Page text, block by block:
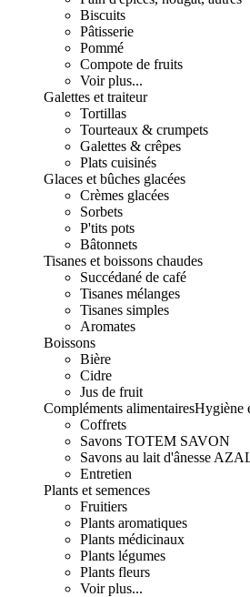
Biscuits
Pâtisserie
Pommé
Compote de fruits
Voir plus...
Galettes et traiteur
Tortillas
Tourteaux & crumpets
Galettes & crêpes
Plats cuisinés
Glaces et bûches glacées
Crèmes glacées
Sorbets
P'tits pots
Bâtonnets
Tisanes et boissons chaudes
Succédané de café
Tisanes mélanges
Tisanes simples
Aromates
Boissons
Bière
Cidre
Jus de fruit
Compléments alimentairesHygiène
Coffrets
Savons TOTEM SAVON
Savons au lait d'ânesse
Entretien
Plants et semences
Fruitiers
Plants aromatiques
Plants médicinaux
Plants légumes
Plants fleurs
Voir plus...